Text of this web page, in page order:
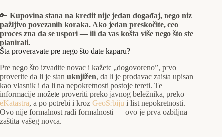
🔑 Kupovina stana na kredit nije jedan događaj, nego niz
pažljivo povezanih koraka. Ako jedan preskočite, ceo
proces zna da se uspori — ili da vas košta više nego što ste
planirali.
Šta proveravate pre nego što date kaparu?
Pre nego što izvadite novac i kažete „dogovoreno”, prvo
proverite da li je stan uknjižen, da li je prodavac zaista upisan
kao vlasnik i da li na nepokretnosti postoje tereti. Te
informacije možete proveriti preko javnog beležnika, preko
eKatastra, a po potrebi i kroz GeoSrbiju i list nepokretnosti.
Ovo nije formalnost radi formalnosti — ovo je prva ozbiljna
zaštita vašeg novca.